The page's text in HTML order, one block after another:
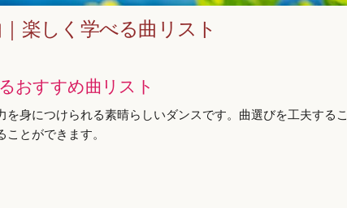
楽しく学べる曲リスト
おすすめ曲リスト
身につけられる素晴らしいダンスです。曲選びを工夫するこ
とができます。